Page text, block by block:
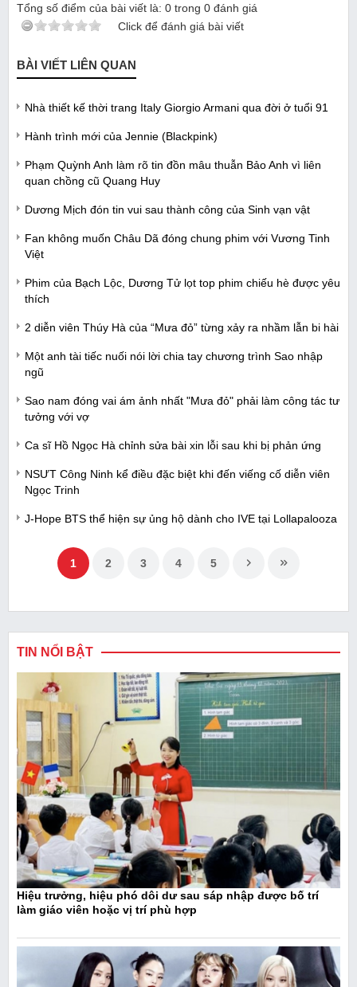
Tổng số điểm của bài viết là: 0 trong 0 đánh giá
Click để đánh giá bài viết
BÀI VIẾT LIÊN QUAN
Nhà thiết kế thời trang Italy Giorgio Armani qua đời ở tuổi 91
Hành trình mới của Jennie (Blackpink)
Phạm Quỳnh Anh làm rõ tin đồn mâu thuẫn Bảo Anh vì liên
quan chồng cũ Quang Huy
Dương Mịch đón tin vui sau thành công của Sinh vạn vật
Fan không muốn Châu Dã đóng chung phim với Vương Tinh
Việt
Phim của Bạch Lộc, Dương Tử lọt top phim chiếu hè được yêu
thích
2 diễn viên Thúy Hà của “Mưa đỏ” từng xảy ra nhầm lẫn bi hài
Một anh tài tiếc nuối nói lời chia tay chương trình Sao nhập
ngũ
Sao nam đóng vai ám ảnh nhất "Mưa đỏ" phải làm công tác tư
tưởng với vợ
Ca sĩ Hồ Ngọc Hà chỉnh sửa bài xin lỗi sau khi bị phản ứng
NSƯT Công Ninh kể điều đặc biệt khi đến viếng cố diễn viên
Ngọc Trinh
J-Hope BTS thể hiện sự ủng hộ dành cho IVE tại Lollapalooza
1 2 3 4 5
TIN NỔI BẬT
Hiệu trưởng, hiệu phó dôi dư sau sáp nhập được bố trí
làm giáo viên hoặc vị trí phù hợp